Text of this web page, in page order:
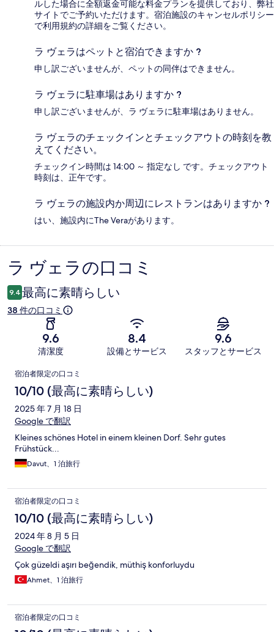
ルした場合に全額返金可能な料金プランを提供しており、弊社
サイトでご予約いただけます。宿泊施設のキャンセルポリシー
で利用規約の詳細をご覧ください。
ラ ヴェラはペットと宿泊できますか ?
申し訳ございませんが、ペットの同伴はできません。
ラ ヴェラに駐車場はありますか ?
申し訳ございませんが、ラ ヴェラに駐車場はありません。
ラ ヴェラのチェックインとチェックアウトの時刻を教
えてください。
チェックイン時間は 14:00 ～ 指定なし です。チェックアウト
時刻は、正午です。
ラ ヴェラの施設内か周辺にレストランはありますか ?
はい、施設内にThe Veraがあります。
口
コ
ミ
ラ ヴェラの口コミ
9.4 最高に素晴らしい
38 件の口コミ
9.6
清潔度
8.4
設備とサービス
9.6
スタッフとサービス
口
コ
ミ
宿泊者限定の口コミ
10/10 (最高に素晴らしい)
2025 年 7 月 18 日
Google で翻訳
Kleines schönes Hotel in einem kleinen Dorf. Sehr gutes
Frühstück...
Davut、1 泊旅行
宿泊者限定の口コミ
10/10 (最高に素晴らしい)
2024 年 8 月 5 日
Google で翻訳
Çok güzeldi aşırı beğendik, müthiş konforluydu
Ahmet、1 泊旅行
宿泊者限定の口コミ